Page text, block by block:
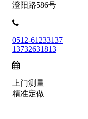
澄阳路586号
0512-61233137
13732631813
上门测量
精准定做